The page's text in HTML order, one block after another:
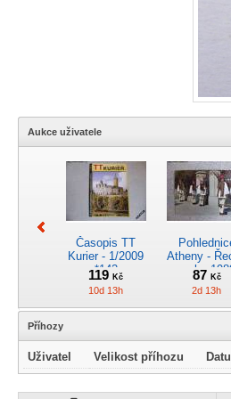
Aukce uživatele
Časopis TT
Kurier - 1/2009
*142
119Kč
10d 13h
Atheny -
z roku
Nová
*5019
87 Kč
2d 13h
Kreslený 4osý
Příhozy
Uživatel Velikost příhozu